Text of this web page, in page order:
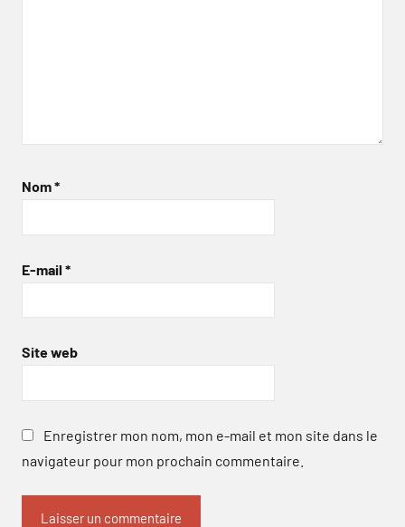
Nom*
E-mail *
Site web
Enregistrer mon nom, mon e-mail et mon site dans le
navigateur pour mon prochain commentaire.